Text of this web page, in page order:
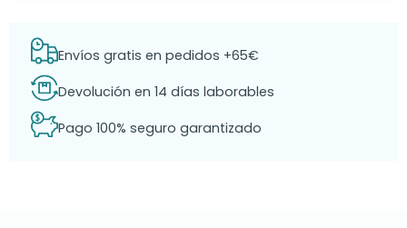
Envíos gratis en pedidos +65€
Devolución en 14 días laborables
Pago 100% seguro garantizado